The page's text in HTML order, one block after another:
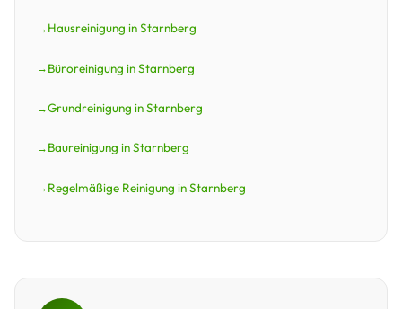
Hausreinigung in Starnberg
Büroreinigung in Starnberg
Grundreinigung in Starnberg
Baureinigung in Starnberg
Regelmäßige Reinigung in Starnberg